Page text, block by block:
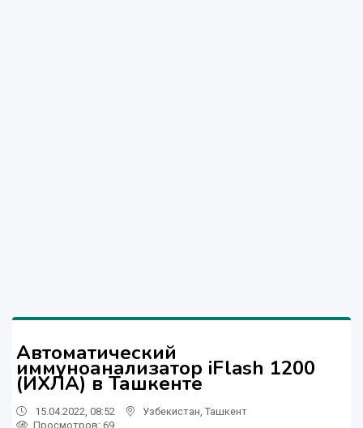
Автоматический
иммуноанализатор iFlash 1200
(ИХЛА) в Ташкенте
15.04.2022, 08:52 Узбекистан Ташкент
Просмотров: 69